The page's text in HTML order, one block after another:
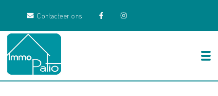
Contacteer ons